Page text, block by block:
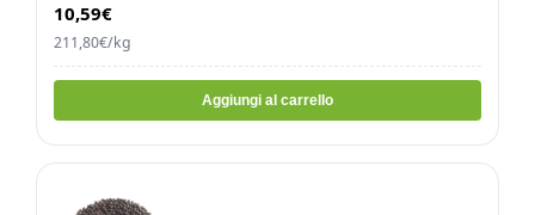
10,59€
211,80€/kg
Aggiungi al carrello